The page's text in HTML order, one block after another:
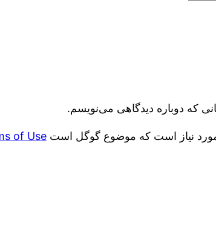
که دوباره دیدگاهی می‌نویسم.
of Use